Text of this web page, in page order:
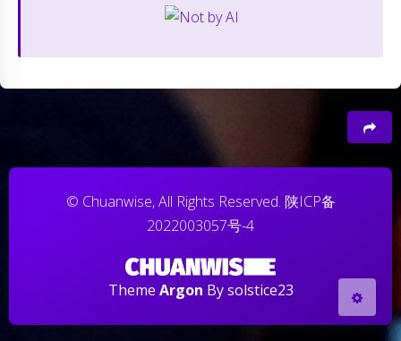
夜间模式
Sans Serif
关闭 日落
豆
© Chuanwise, All Rights Reserved. 陕ICP备
2022003057号-4
Theme Argon By solstice23